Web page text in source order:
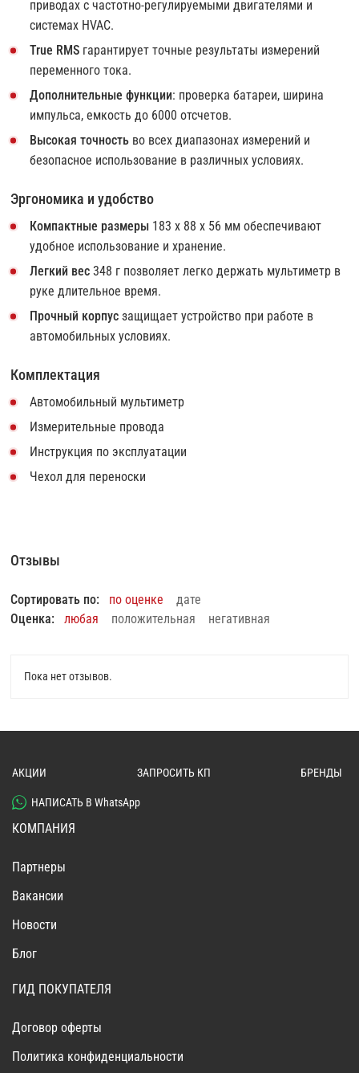
приводах с частотно-регулируемыми двигателями и
системах HVAC.
True RMS гарантирует точные результаты измерений
переменного тока.
Дополнительные функции: проверка батареи, ширина
импульса, емкость до 6000 отсчетов.
Высокая точность во всех диапазонах измерений и
безопасное использование в различных условиях.
Эргономика и удобство
Компактные размеры 183 х 88 х 56 мм обеспечивают
удобное использование и хранение.
Легкий вес 348 г позволяет легко держать мультиметр в
руке длительное время.
Прочный корпус защищает устройство при работе в
автомобильных условиях.
Комплектация
Автомобильный мультиметр
Измерительные провода
Инструкция по эксплуатации
Чехол для переноски
Отзывы
Сортировать по: по оценке
дате
Оценка:
любая положительная негативная
Пока нет отзывов.
АКЦИИ ЗАПРОСИТЬ КП БРЕНДЫ
НАПИСАТЬ В WhatsApp
КОМПАНИЯ
Партнеры
Вакансии
Новости
Блог
ГИД ПОКУПАТЕЛЯ
Договор оферты
Политика конфиденциальности